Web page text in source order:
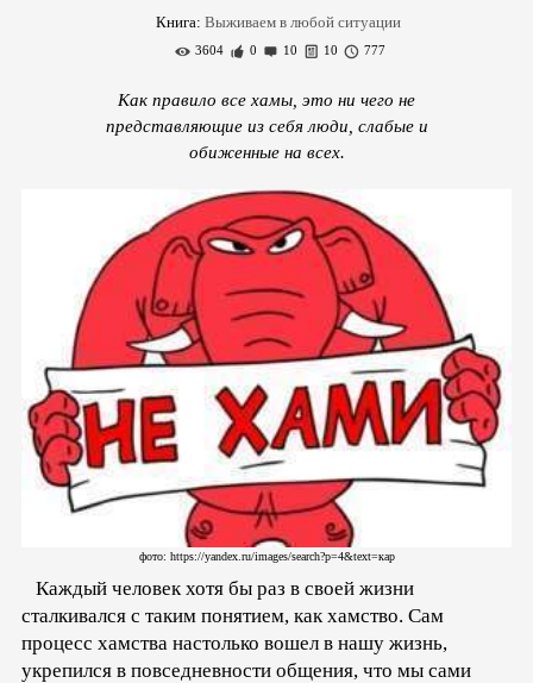
Книга: Выживаем в любой ситуации
3604 0 10 10 777
Как правило все хамы, это ни чего не
представляющие из себя люди, слабые и
обиженные на всех.
фото: https://yandex.ru/images/search?p=4&text=кар
Каждый человек хотя бы раз в своей жизни
сталкивался с таким понятием, как хамство. Сам
процесс хамства настолько вошел в нашу жизнь,
укрепился в повседневности общения, что мы сами